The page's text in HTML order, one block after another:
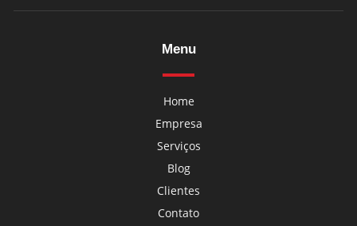
Menu
Home
Empresa
Serviços
Blog
Clientes
Contato